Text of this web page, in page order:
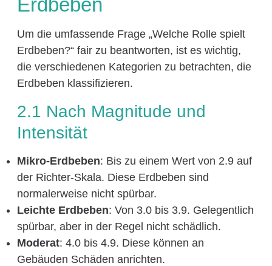
Erdbeben
Um die umfassende Frage „Welche Rolle spielt
Erdbeben?“ fair zu beantworten, ist es wichtig,
die verschiedenen Kategorien zu betrachten, die
Erdbeben klassifizieren.
2.1 Nach Magnitude und
Intensität
Mikro-Erdbeben: Bis zu einem Wert von 2.9 auf
der Richter-Skala. Diese Erdbeben sind
normalerweise nicht spürbar.
Leichte Erdbeben: Von 3.0 bis 3.9. Gelegentlich
spürbar, aber in der Regel nicht schädlich.
Moderat: 4.0 bis 4.9. Diese können an
Gebäuden Schäden anrichten.